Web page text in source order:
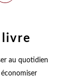
livre